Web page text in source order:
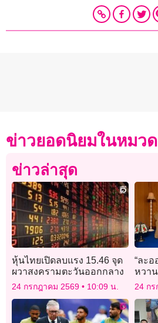
ข่าวยอดนิยมในหมว
ข่าวล่าสุด
หุ้นไทยเปิดลบแรง 15.46 จุด
ผวาสงครามตะวันออกกลาง
24 กรกฎาคม 2569 10:09 น.
“ละอ
หวา
หวา
24 ก